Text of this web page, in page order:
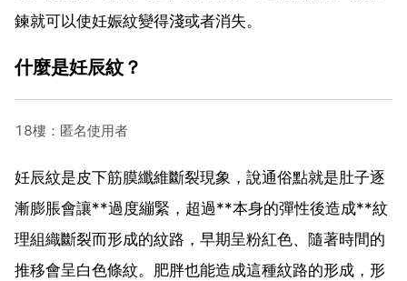
鍊就可以使妊娠紋變得淺或者消失。
什麼是妊辰紋？
18樓：匿名使用者
妊辰紋是皮下筋膜纖維斷裂現象，說通俗點就是肚子逐
漸膨脹會讓**過度繃緊，超過**本身的彈性後造成**紋
理組織斷裂而形成的紋路，早期呈粉紅色、隨著時間的
推移會呈白色條紋。肥胖也能造成這種紋路的形成，形